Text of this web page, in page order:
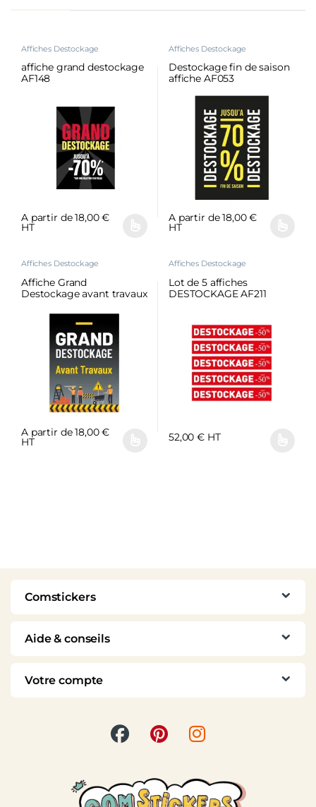
Affiches Destockage
affiche grand destockage
AF148
A partir de18,00€
HT
Affiches Destockage
Destockage fin de saison
affiche AF053
A partir de18,00€
HT
Affiches Destockage
Affiche Grand
Destockage avant travaux
A partir de18,00€
HT
Affiches Destockage
Lot de 5 affiches
DESTOCKAGE AF211
52,00€ HT
Comstickers
Aide & conseils
Votre compte